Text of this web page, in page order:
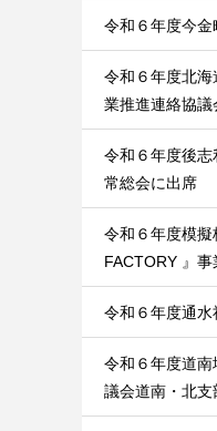
令和６年度今
令和６年度北
業推進連絡協
令和６年度後志
常総会に出席
令和６年度模
FACTORY 』
令和６年度通水
令和６年度道
議会道南・北支